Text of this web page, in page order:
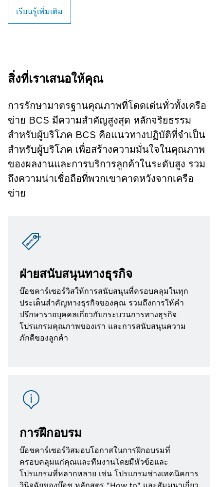
เรียนรู้เพิ่มเติม
สิ่งที่เราเสนอให้คุณ
การรักษามาตรฐานคุณภาพที่โดดเด่นทั่วทั้งเครือ
ข่าย BCS มีความสำคัญสูงสุด หลักจริยธรรม
สำหรับผู้บริโภค BCS คือแนวทางปฏิบัติที่จำเป็น
สำหรับผู้บริโภค เพื่อสร้างความมั่นใจในคุณภาพ
ของผลงานและการบริการลูกค้าในระดับสูง รวม
ถึงความน่าเชื่อถือที่พวกเขาคาดหวังจากเครือ
ข่าย
ฝ่ายสนับสนุนทางธุรกิจ
บ๊อชคาร์เซอร์วิสให้การสนับสนุนที่ครอบคลุมในทุก
ประเด็นสำคัญทางธุรกิจของคุณ รวมถึงการให้คำ
ปรึกษารายบุคคลเกี่ยวกับกระบวนการทางธุรกิจ
โปรแกรมคุณภาพของเรา และการสนับสนุนความ
ภักดีของลูกค้า
การฝึกอบรม
บ๊อชคาร์เซอร์วิสมอบโอกาสในการฝึกอบรมที่
ครอบคลุมแก่คุณและทีมงานโดยมีหัวข้อและ
โปรแกรมที่หลากหลาย เช่น โปรแกรมช่างเทคนิคการ